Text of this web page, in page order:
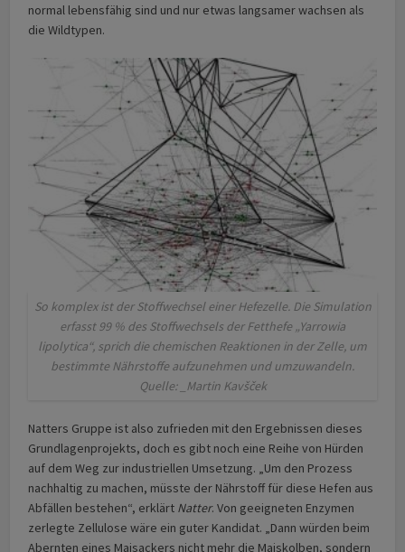
normal lebensfähig sind und nur etwas langsamer wachsen als
die Wildtypen.
So komplex ist der Stoffwechsel einer Hefezelle. Die Simulation
erfasst 99 % des Stoffwechsels der Fetthefe „Yarrowia
lipolytica“, sprich die chemischen Reaktionen in der Zelle, um
bestimmte Nährstoffe aufzunehmen und umzuwandeln.
Quelle: _Martin Kavšček
Natters Gruppe ist also zufrieden mit den Ergebnissen dieses
Grundlagenprojekts, doch es gibt noch eine Reihe von Hürden
auf dem Weg zur industriellen Umsetzung. „Um den Prozess
nachhaltig zu machen, müsste der Nährstoff für diese Hefen aus
Abfällen bestehen“, erklärt Natter. Von geeigneten Enzymen
zerlegte Zellulose wäre ein guter Kandidat. „Dann würden beim
Abernten eines Maisackers nicht mehr die Maiskolben, sondern